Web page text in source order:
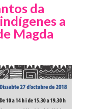
da
a
Magda